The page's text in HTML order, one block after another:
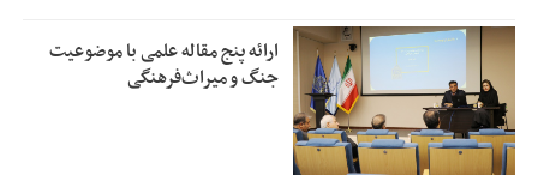
ارائه پنج مقاله علمی با موضوعیت
جنگ و میراث‌فرهنگی